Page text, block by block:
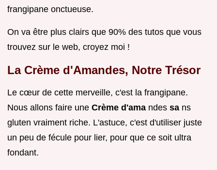
frangipane onctueuse.
On va être plus clairs que 90% des tutos que vous
trouvez sur le web, croyez moi !
La Crème d'Amandes, Notre Trésor
Le cœur de cette merveille, c'est la frangipane.
Nous allons faire une Crème d'ama ndes sa ns
gluten vraiment riche. L'astuce, c'est d'utiliser juste
un peu de fécule pour lier, pour que ce soit ultra
fondant.